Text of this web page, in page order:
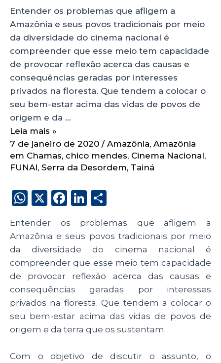
Entender os problemas que afligem a
Amazônia e seus povos tradicionais por meio
da diversidade do cinema nacional é
compreender que esse meio tem capacidade
de provocar reflexão acerca das causas e
consequências geradas por interesses
privados na floresta. Que tendem a colocar o
seu bem-estar acima das vidas de povos de
origem e da …
Leia mais »
7 de janeiro de 2020 / Amazônia, Amazônia
em Chamas, chico mendes, Cinema Nacional,
FUNAI, Serra da Desordem, Tainá
W
a
ts
A
p
p
X
F
c
e
b
o
o
k
Li
k
e
dI
n
a
re
Entender os problemas que afligem a
Amazônia e seus povos tradicionais por meio
da diversidade do cinema nacional é
compreender que esse meio tem capacidade
de provocar reflexão acerca das causas e
consequências geradas por interesses
privados na floresta. Que tendem a colocar o
seu bem-estar acima das vidas de povos de
origem e da terra que os sustentam.
Com o objetivo de discutir o assunto, o